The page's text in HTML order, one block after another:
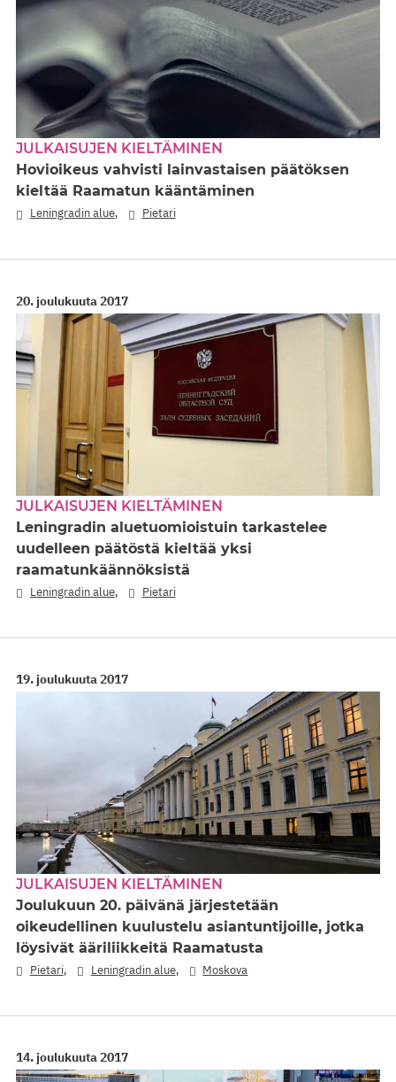
JULKAISUJEN KIELTÄMINEN
Hovioikeus vahvisti lainvastaisen päätöksen
kieltää Raamatun kääntäminen
Leningradin alue, Pietari
20. joulukuuta 2017
JULKAISUJEN KIELTÄMINEN
Leningradin aluetuomioistuin tarkastelee
uudelleen päätöstä kieltää yksi
raamatunkäännöksistä
Leningradin alue, Pietari
19. joulukuuta 2017
JULKAISUJEN KIELTÄMINEN
Joulukuun 20. päivänä järjestetään
oikeudellinen kuulustelu asiantuntijoille, jotka
löysivät ääriliikkeitä Raamatusta
Pietari, Leningradin alue, Moskova
14. joulukuuta 2017